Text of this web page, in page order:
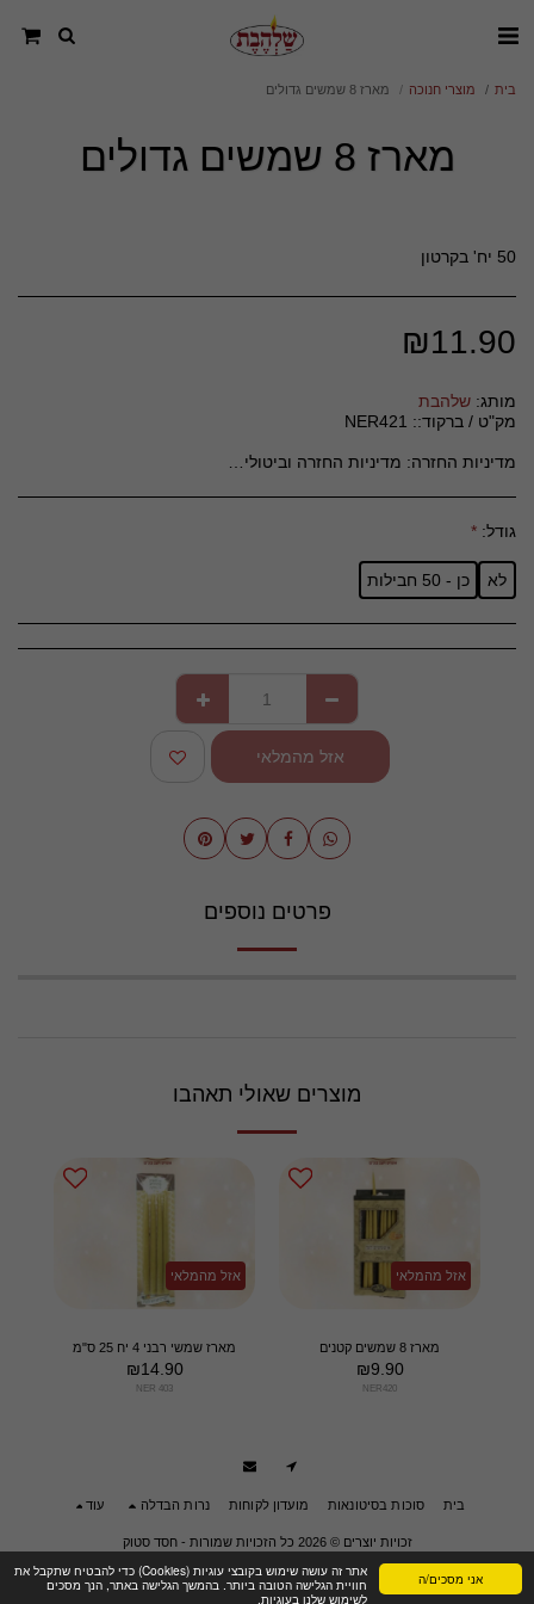
אני מסכים/ה
אתר זה עושה שימוש בקובצי עוגיות (Cookies) כדי להבטיח שתקבל את
חוויית הגלישה הטובה ביותר. בהמשך הגלישה באתר, הנך מסכים
לשימוש שלנו בעוגיות.
בית מוצרי חנוכה מארז 8 שמשים גדולים
מארז 8 שמשים גדולים
50 יח' בקרטון
₪11.90
מותג: שלהבת
מק"ט / ברקוד:: NER421
מדיניות החזרה: מדיניות החזרה וביטולים – חסד סטוק **כללי** חסד סטוק מחויבים לשביעות רצונם של לקוחותינו ועושים את מירב המאמצים לספק מוצרים איכותיים ושירות מעולה. יחד עם זאת, במידה ואינך מרוצה מהרכישה, ניתן להחזיר או להחליף מוצרים בהתאם למדיניות זו. **ביטול עסקה לפני משלוח** - ניתן לבטל הזמנה כל עוד היא לא נשלחה, באמצעות פנייה לשירות הלקוחות דרך &quot;צור קשר&quot; באתר או במייל. - במקרה של ביטול טרם המשלוח, יוחזר הסכום המלא ששולם עבור ההזמנה, למעט עמלות סליקה, אם קיימות. **החזרת מוצרים לאחר קבלתם** - ניתן להחזיר מוצרים בתוך **14 יום** מיום קבלתם, בתנאי שהם באריזתם המקורית, שלמים, לא נעשה בהם שימוש ולא נפגעו. - החזרת המוצר תעשה על חשבון הלקוח, אלא אם מדובר בפגם בייצור או בטעות במשלוח מצדנו. **מוצרים שלא ניתן להחזיר** - מוצרים מתכלים (כגון מזון, צמחים, פרחים). - מוצרי היגיינה חד-פעמיים שנפתחו. - מוצרים בהזמנה אישית או בהתאמה מיוחדת ללקוח. **החזר כספי** - החזר יבוצע בתוך **14 ימי עסקים** מיום קבלת המוצר חזרה ובדיקתו. - ההחזר יינתן באותו אמצעי תשלום בו בוצעה העסקה, בניכוי **5% או 100 ש&quot;ח** (הנמוך מביניהם), בהתאם לחוק. - דמי משלוח לא יוחזרו. **החלפת מוצרים** - ניתן להחליף מוצרים תוך 14 יום מקבלתם, בהתאם לזמינות במלאי. - במקרה של החלפה, על הלקוח לשאת בעלויות המשלוח הנוספות. **יצירת קשר** לכל שאלה בנוגע להחזרה, ביטול או החלפה, ניתן לפנות לשירות הלקוחות שלנו דרך &quot;צור קשר&quot; באתר או במייל: chesedstock15@gmail.com
גודל: *
לא כן - 50 חבילות
אזל מהמלאי
פרטים נוספים
מוצרים שאולי תאהבו
אזל מהמלאי
מארז 8 שמשים קטנים
₪9.90
NER420
אזל מהמלאי
מארז שמשי רבני 4 יח 25 ס"מ
₪14.90
NER 403
בית סוכות בסיטונאות מועדון לקוחות נרות הבדלה עוד
זכויות יוצרים © 2026 כל הזכויות שמורות -
חסד סטוק
תנאי שימוש|פרטיות |הצהרת נגישות